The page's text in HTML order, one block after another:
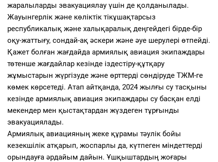
жаралыларды эвакуациялау үшін де қолданылады.
Жауынгерлік және көліктік тікұшақтарсыз
республикалық және халықаралық деңгейдегі бірде-бір
оқу-жаттығу, сондай-ақ әскери және әуе шерулері өтпейді.
Қажет болған жағдайда армиялық авиация экипаждары
төтенше жағдайлар кезінде іздестіру-құтқару
жұмыстарын жүргізуде және өрттерді сөндіруде ТЖМ-ге
көмек көрсетеді. Атап айтқанда, 2024 жылғы су тасқыны
кезінде армиялық авиация экипаждары су басқан елді
мекендер мен қыстақтардан жүздеген тұрғынды
эвакуациялады.
Армиялық авиацияның жеке құрамы тәулік бойы
кезекшілік атқарып, жоспарлы да, күтпеген міндеттерді
орындауға әрдайым дайын. Ұшқыштардың жоғары